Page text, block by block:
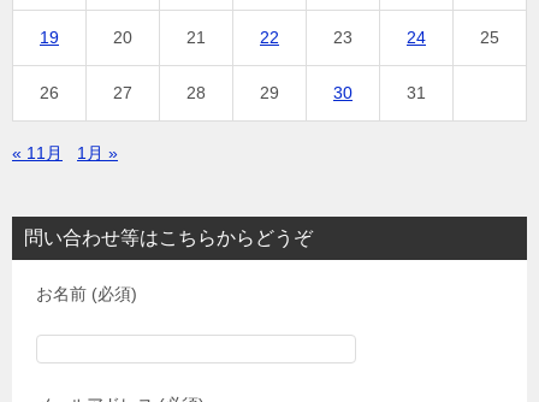
19 20 21 22 23 24 25
26 27 28 29 30 31
« 11月 1月 »
問い合わせ等はこちらからどうぞ
お名前 (必須)